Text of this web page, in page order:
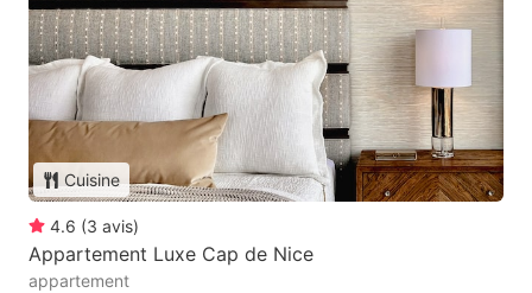
Cuisine
4.6 (3 avis)
Appartement Luxe Cap de Nice
appartement